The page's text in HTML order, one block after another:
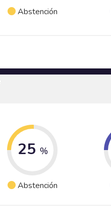
Abstención
25 %
Abstención